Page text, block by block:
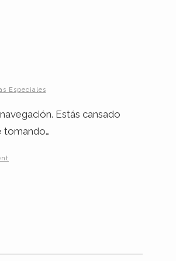
Especiales
Estás cansado
tomando…